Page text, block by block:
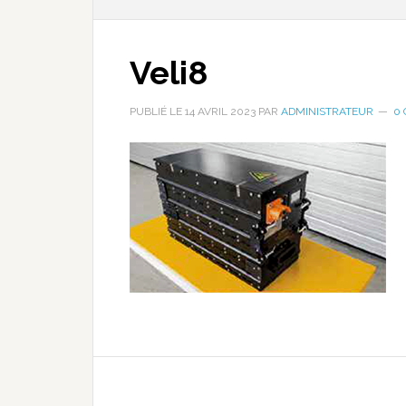
Veli8
PUBLIÉ LE 14 AVRIL 2023 PAR ADMINISTRATEUR 0